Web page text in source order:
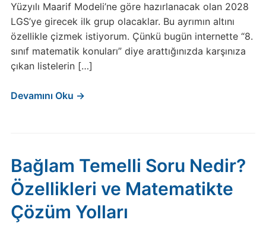
Yüzyılı Maarif Modeli’ne göre hazırlanacak olan 2028
LGS’ye girecek ilk grup olacaklar. Bu ayrımın altını
özellikle çizmek istiyorum. Çünkü bugün internette “8.
sınıf matematik konuları” diye arattığınızda karşınıza
çıkan listelerin […]
Devamını Oku →
Bağlam Temelli Soru Nedir?
Özellikleri ve Matematikte
Çözüm Yolları